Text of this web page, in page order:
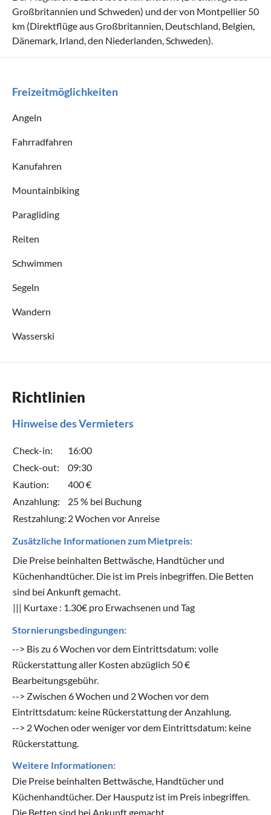
Großbritannien und Schweden) und der von Montpellier 50
km (Direktflüge aus Großbritannien, Deutschland, Belgien,
Dänemark, Irland, den Niederlanden, Schweden).
Freizeitmöglichkeiten
Angeln
Fahrradfahren
Kanufahren
Mountainbiking
Paragliding
Reiten
Schwimmen
Segeln
Wandern
Wasserski
Richtlinien
Hinweise des Vermieters
Check-in:
16:00
Check-out:
09:30
Kaution:
400 €
Anzahlung:
25 % bei Buchung
Restzahlung: 2 Wochen vor Anreise
Zusätzliche Informationen zum Mietpreis:
Die Preise beinhalten Bettwäsche, Handtücher und
Küchenhandtücher. Die ist im Preis inbegriffen. Die Betten
sind bei Ankunft gemacht.
||| Kurtaxe : 1.30€ pro Erwachsenen und Tag
Stornierungsbedingungen:
--> Bis zu 6 Wochen vor dem Eintrittsdatum: volle
Rückerstattung aller Kosten abzüglich 50 €
Bearbeitungsgebühr.
--> Zwischen 6 Wochen und 2 Wochen vor dem
Eintrittsdatum: keine Rückerstattung der Anzahlung.
--> 2 Wochen oder weniger vor dem Eintrittsdatum: keine
Rückerstattung.
Weitere Informationen:
Die Preise beinhalten Bettwäsche, Handtücher und
Küchenhandtücher. Der Hausputz ist im Preis inbegriffen.
Die Betten sind bei Ankunft gemacht.